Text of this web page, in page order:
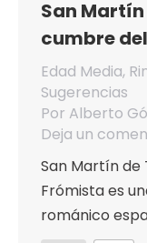
San
cumbre
Edad Media,
Sugerencias
Por Alberto
Deja un
San Martín de
Frómista es
románico